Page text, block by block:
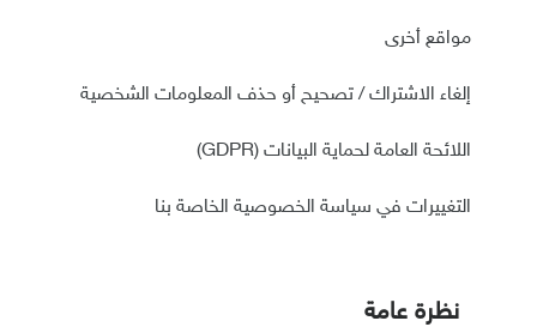
مواقع أخرى
إلغاء الاشتراك / تصحيح أو حذف المعلومات الشخصية
اللائحة العامة لحماية البيانات (GDPR)
التغييرات في سياسة الخصوصية الخاصة بنا
نظرة عامة